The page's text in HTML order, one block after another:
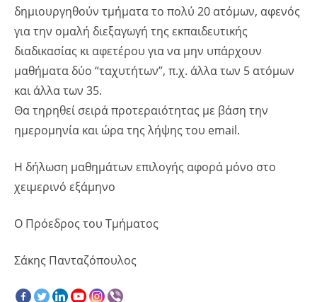
δημιουργηθούν τμήματα το πολύ 20 ατόμων, αφενός
για την ομαλή διεξαγωγή της εκπαιδευτικής
διαδικασίας κι αφετέρου για να μην υπάρχουν
μαθήματα δύο “ταχυτήτων”, π.χ. άλλα των 5 ατόμων
και άλλα των 35.
Θα τηρηθεί σειρά προτεραιότητας με βάση την
ημερομηνία και ώρα της λήψης του email.
Η δήλωση μαθημάτων επιλογής αφορά μόνο στο
χειμερινό εξάμηνο
Ο Πρόεδρος του Τμήματος
Σάκης Πανταζόπουλος